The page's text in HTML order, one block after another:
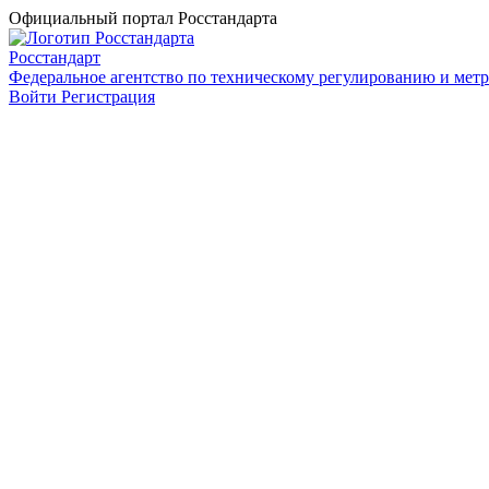
Официальный портал Росстандарта
Росстандарт
Федеральное агентство по техническому регулированию и
Войти Регистрация